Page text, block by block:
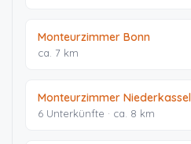
Monteurzimmer Bonn
ca. 7 km
Monteurzimmer Niederkassel
6 Unterkünfte · ca. 8 km